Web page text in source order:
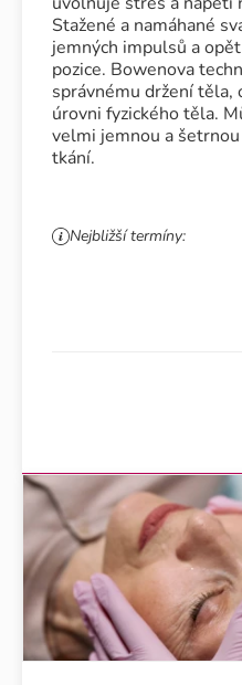
Stažené a namáhané
jemných impulsů a
pozice. Bowenova
správnému držení těla,
úrovni fyzického těla.
velmi jemnou a
tkání.
Nejbližší termíny: